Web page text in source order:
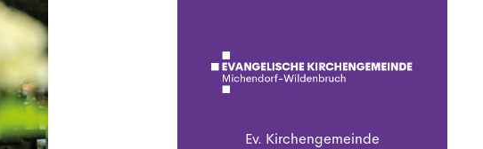
Ev. Kirchengemeinde